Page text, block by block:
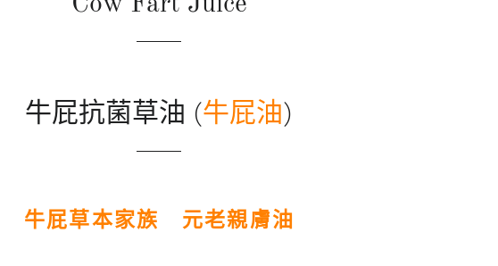
牛屁抗菌草油 (牛屁油 )
牛屁草本家族 元老親膚油